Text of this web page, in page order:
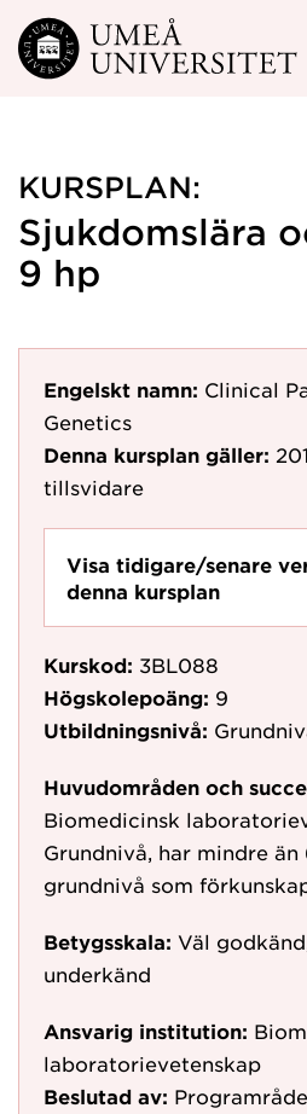
Hoppa direkt till innehållet
KURSPLAN:
Sjukdomslära
9 hp
Engelskt namn: Clinical
Genetics
Denna kursplan gäller:
tillsvidare
Visa tidigare/senare
denna kursplan
Kurskod: 3BL088
Högskolepoäng: 9
Utbildningsnivå:
Huvudområden och
Biomedicinsk
Grundnivå, har mindre
grundnivå som
Betygsskala: Väl
underkänd
Ansvarig institution:
laboratorievetenskap
Beslutad av: